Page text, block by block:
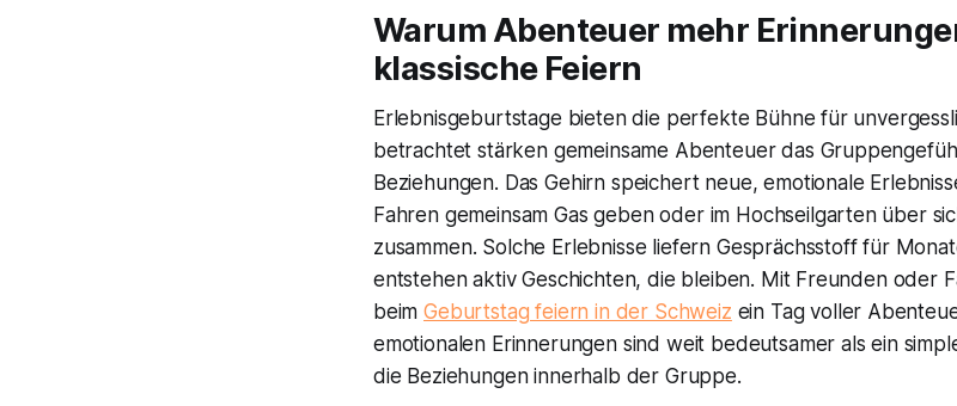
Warum Abenteuer mehr
klassische Feiern
Erlebnisgeburtstage bieten die perfekte Bühne für
betrachtet stärken gemeinsame Abenteuer das
Beziehungen. Das Gehirn speichert neue, emotionale
Fahren gemeinsam Gas geben oder im Hochseilgarten über
zusammen. Solche Erlebnisse liefern Gesprächsstoff für
entstehen aktiv Geschichten, die bleiben. Mit Freunden oder
beimGeburtstag feiern in der Schweiz ein Tag voller
emotionalen Erinnerungen sind weit bedeutsamer als ein
die Beziehungen innerhalb der Gruppe.